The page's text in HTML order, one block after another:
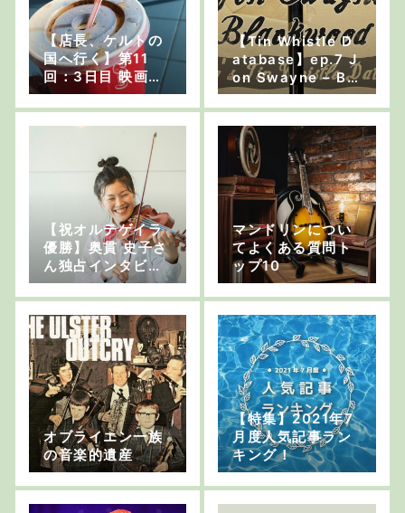
【店長、ケルトの
国へ行く】第11
回：3日目 映画館
の座席番号【これ
がエディンバラ
流？】
【Tin Whistle D
atabase】ep.7 J
on Swayne – Bla
ckwood
【祝オルテゲイラ
優勝】奥貫 史子さ
ん独占インタビュ
ー-前編-
マンドリンについ
てよくある質問ト
ップ10
オブライエン一族
の音楽的遺産
【特集】2021年7
月度人気記事ラン
キング！